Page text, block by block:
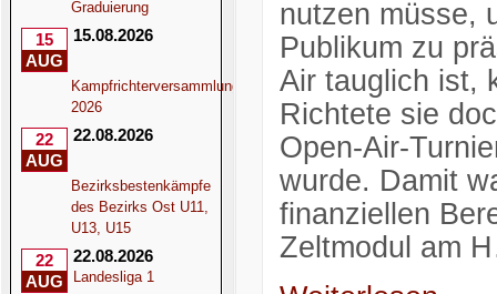
Graduierung
15
AUG
15.08.2026
Kampfrichterversammlung
2026
22
AUG
22.08.2026
Bezirksbestenkämpfe
des Bezirks Ost U11,
U13, U15
22
AUG
22.08.2026
Landesliga 1
nutzen müsse,
Publikum zu
Air tauglich ist,
Richtete sie
Open-Air-
wurde. Damit
finanziellen
Zeltmodul am